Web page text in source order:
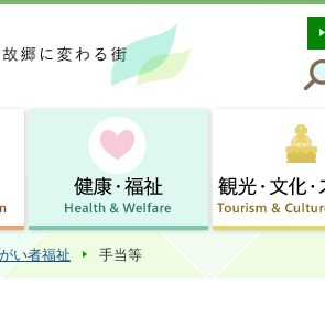
このページの本文へ移動
い者福祉 手当等